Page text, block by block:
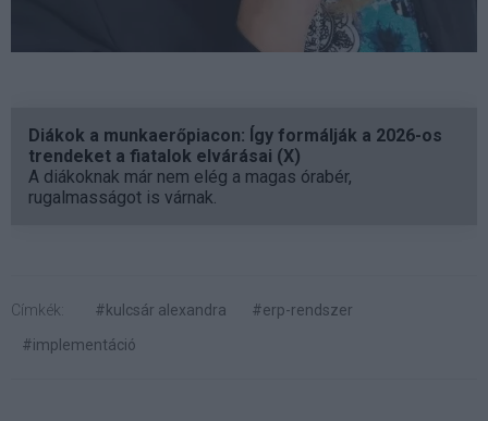
Diákok a munkaerőpiacon: Így formálják a 2026-os
trendeket a fiatalok elvárásai (X)
A diákoknak már nem elég a magas órabér,
rugalmasságot is várnak.
Címkék: #kulcsár alexandra
#erp-rendszer
#implementáció